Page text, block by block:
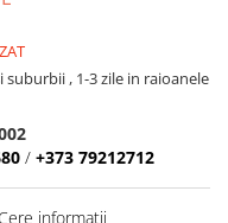
suburbii , 1-3 zile in raioanele
/ +373 79212712
informatii